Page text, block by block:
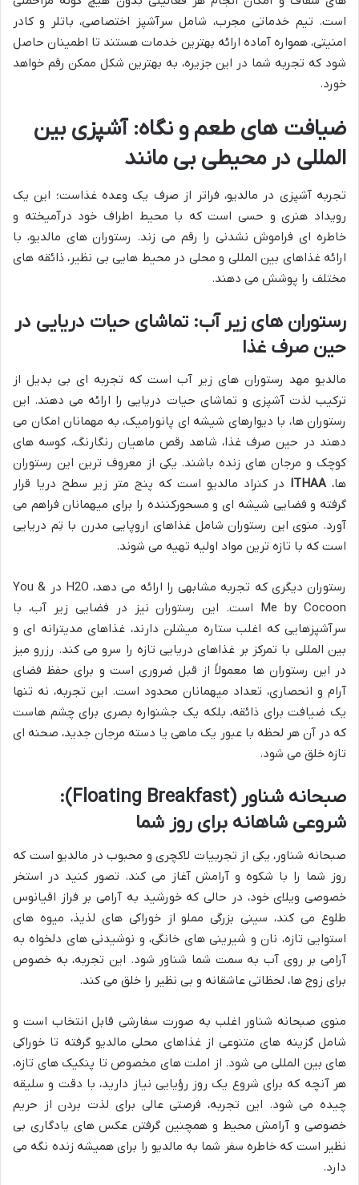
است. تیم خدماتی مجرب، شامل سرآشپز اختصاصی، باتلر و کادر
امنیتی، همواره آماده ارائه بهترین خدمات هستند تا اطمینان حاصل
شود که تجربه شما در این جزیره، به بهترین شکل ممکن رقم خواهد
خورد.
ضیافت های طعم و نگاه: آشپزی بین
المللی در محیطی بی مانند
تجربه آشپزی در مالدیو، فراتر از صرف یک وعده غذاست؛ این یک
رویداد هنری و حسی است که با محیط اطراف خود درآمیخته و
خاطره ای فراموش نشدنی را رقم می زند. رستوران های مالدیو، با
ارائه غذاهای بین المللی و محلی در محیط هایی بی نظیر، ذائقه های
مختلف را پوشش می دهند.
رستوران های زیر آب: تماشای حیات دریایی در
حین صرف غذا
مالدیو مهد رستوران های زیر آب است که تجربه ای بی بدیل از
ترکیب لذت آشپزی و تماشای حیات دریایی را ارائه می دهند. این
رستوران ها، با دیوارهای شیشه ای پانورامیک، به مهمانان امکان می
دهند در حین صرف غذا، شاهد رقص ماهیان رنگارنگ، کوسه های
کوچک و مرجان های زنده باشند. یکی از معروف ترین این رستوران
ها،ITHAA در کنراد مالدیو است که پنج متر زیر سطح دریا قرار
گرفته و فضایی شیشه ای و مسحورکننده را برای میهمانان فراهم می
آورد. منوی این رستوران شامل غذاهای اروپایی مدرن با تِم دریایی
است که با تازه ترین مواد اولیه تهیه می شوند.
رستوران دیگری که تجربه مشابهی را ارائه می دهد، H2O در You &
Me by Cocoon است. این رستوران نیز در فضایی زیر آب، با
سرآشپزهایی که اغلب ستاره میشلن دارند، غذاهای مدیترانه ای و
بین المللی با تمرکز بر غذاهای دریایی تازه را سرو می کند. رزرو میز
در این رستوران ها معمولاً از قبل ضروری است و برای حفظ فضای
آرام و انحصاری، تعداد میهمانان محدود است. این تجربه، نه تنها
یک ضیافت برای ذائقه، بلکه یک جشنواره بصری برای چشم هاست
که در آن هر لحظه با عبور یک ماهی یا دسته مرجان جدید، صحنه ای
تازه خلق می شود.
صبحانه شناور (Floating Breakfast):
شروعی شاهانه برای روز شما
صبحانه شناور، یکی از تجربیات لاکچری و محبوب در مالدیو است که
روز شما را با شکوه و آرامش آغاز می کند. تصور کنید در استخر
خصوصی ویلای خود، در حالی که خورشید به آرامی بر فراز اقیانوس
طلوع می کند، سینی بزرگی مملو از خوراکی های لذیذ، میوه های
استوایی تازه، نان و شیرینی های خانگی، و نوشیدنی های دلخواه به
آرامی بر روی آب به سمت شما شناور شود. این تجربه، به خصوص
برای زوج ها، لحظاتی عاشقانه و بی نظیر را خلق می کند.
منوی صبحانه شناور اغلب به صورت سفارشی قابل انتخاب است و
شامل گزینه های متنوعی از غذاهای محلی مالدیو گرفته تا خوراکی
های بین المللی می شود. از املت های مخصوص تا پنکیک های تازه،
هر آنچه که برای شروع یک روز رؤیایی نیاز دارید، با دقت و سلیقه
چیده می شود. این تجربه، فرصتی عالی برای لذت بردن از حریم
خصوصی و آرامش محیط و همچنین گرفتن عکس های یادگاری بی
نظیر است که خاطره سفر شما به مالدیو را برای همیشه زنده نگه می
دارد.